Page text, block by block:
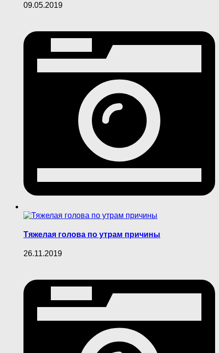
09.05.2019
Тяжелая голова по утрам причины
26.11.2019